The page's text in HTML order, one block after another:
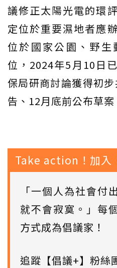
議修正太陽光電的環
定位於重要濕地者應
位於國家公園、野
位，2024年5月10日
保局研商討論獲得初
告、12月底前公布草案
Take action！加入
「一個人為社會付
就不會寂寞。」每
方式成為倡議家！
追蹤【倡議+】粉絲